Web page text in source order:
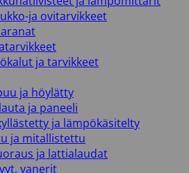
ja ovitarvikkeet
ja tarvikkeet
ja höylätty
ja paneeli
ja lämpökäsitelty
ja mitallistettu
ja lattialaudat
vanerit